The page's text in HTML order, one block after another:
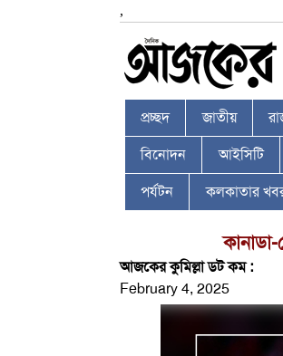
,
প্রচ্ছদ জাতীয়
বিনোদন আইসিটি
পর্যটন কলকাতার
আজকের কুমিল্লা ডট কম :
February 4, 2025